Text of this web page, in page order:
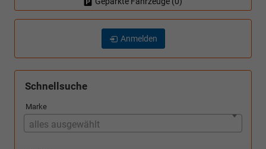
Anmelden
Schnellsuche
Marke
alles ausgewählt